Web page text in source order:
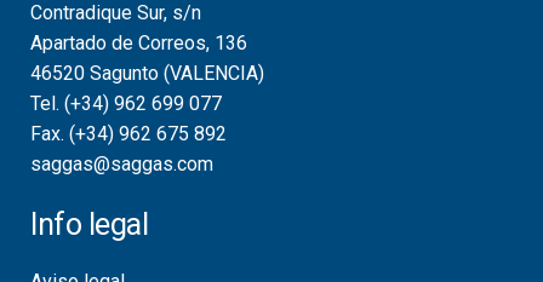
Contradique Sur, s/n
Apartado de Correos, 136
46520 Sagunto (VALENCIA)
Tel. (+34) 962 699 077
Fax. (+34) 962 675 892
saggas@saggas.com
Info legal